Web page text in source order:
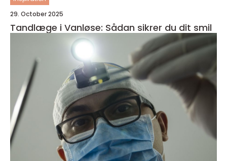
29. October 2025
Tandlæge i Vanløse: Sådan sikrer du dit smil